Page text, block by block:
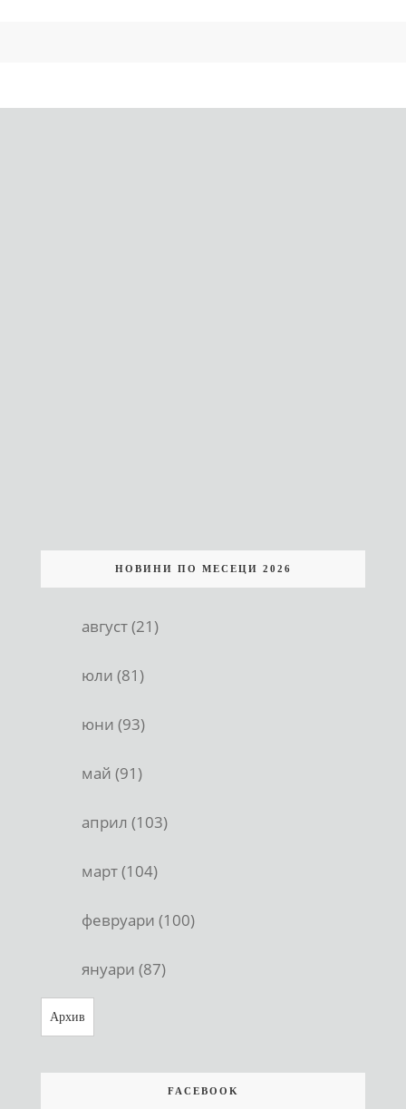
НОВИНИ ПО МЕСЕЦИ 2026
август (21)
юли (81)
юни (93)
май (91)
април (103)
март (104)
февруари (100)
януари (87)
Архив
FACEBOOK